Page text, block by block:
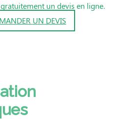
un devis en ligne.
UN DEVIS